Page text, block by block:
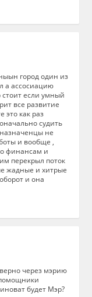
город один из
а ассосиацию
если умный
все развитие
это как раз
судить
не
и вообще ,
финансам и
перекрыл поток
жадные и хитрые
и она
через мэрию
будет Мэр?